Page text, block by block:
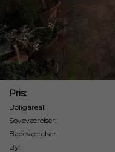
Pris:
Boligareal:
Soveværelser:
Badeværelser:
By: